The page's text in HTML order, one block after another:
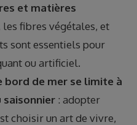
et matières
les fibres végétales, et
sont essentiels pour
ou artificiel.
bord de mer se limite à
: adopter
choisir un art de vivre,